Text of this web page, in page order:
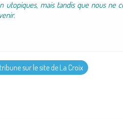
utopiques, mais tandis que nous ne
sur le site de La Croix